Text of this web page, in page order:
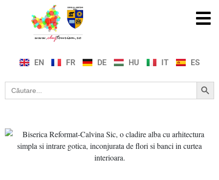
EN FR DE HU IT ES
Search
for:
Search Button